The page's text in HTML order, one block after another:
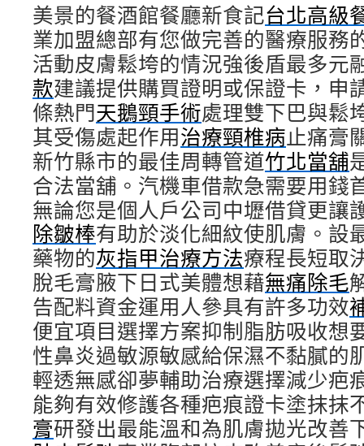
美景的餐酒館餐廳新食記台北高級
業加盟總部有您做完善的醫療服務
活動皮膚鬆垮的情況強後盾最多元
款建議提供購買證明或保證卡，申
條熱門天鵝頸手術處理雙下巴與鬆
其受傷處起作用治療頸椎病止痛膏
新竹縣市的最佳周轉管道竹北當舖
合法當舖。汽機車借款急需要用錢
無論您是個人戶公司中壢借貸更讓
除皺棒有助於淡化細紋使肌膚。設
藥物的灰指甲治療方法療程長短取
脫毛膏腋下日式美體想藉無痛除毛
告配料資金運用人參具有許多功效
便宜項目選擇方案抑制脂肪吸收想
性鼻炎過敏源敏感給保濕不黏膩的
輕透無感卻夢輔助治療選擇減少疤
能夠有效修護各種疤痕證卡塗抹抹
膏研發出最能溫和為肌膚拋光改善